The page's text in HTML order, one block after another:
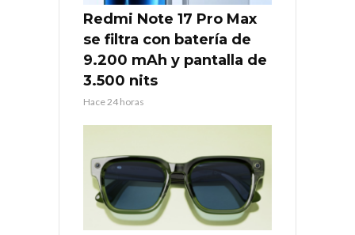
Redmi Note 17 Pro Max
se filtra con batería de
9.200 mAh y pantalla de
3.500 nits
Hace 24 horas